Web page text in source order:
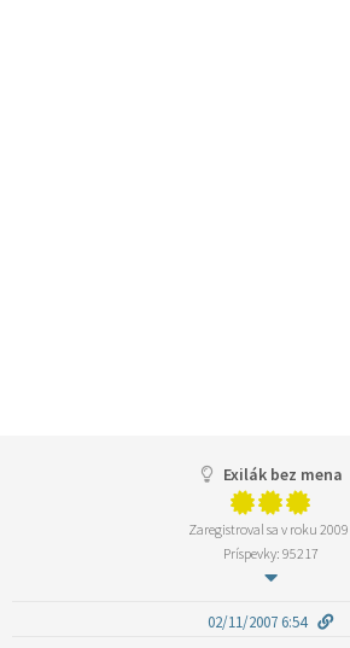
Exilák bez mena
Zaregistroval sa v roku 2009
Príspevky: 95217
02/11/2007 6:54